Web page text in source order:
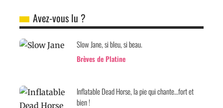
Avez-vous lu ?
Slow Jane, si bleu, si beau.
Brèves de Platine
Inflatable Dead Horse, la pie qui chante…fort et
bien !